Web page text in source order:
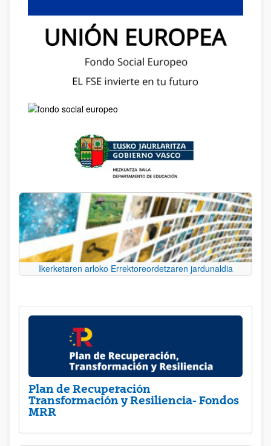
Ikerketaren arloko Errektoreordetzaren jardunaldia
Plan de Recuperación
Transformación y Resiliencia- Fondos
MRR